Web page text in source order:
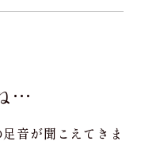
…
音が聞こえてきま